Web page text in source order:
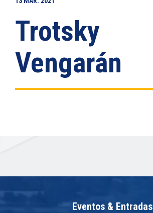
Trotsky
Vengarán
Eventos & Entradas